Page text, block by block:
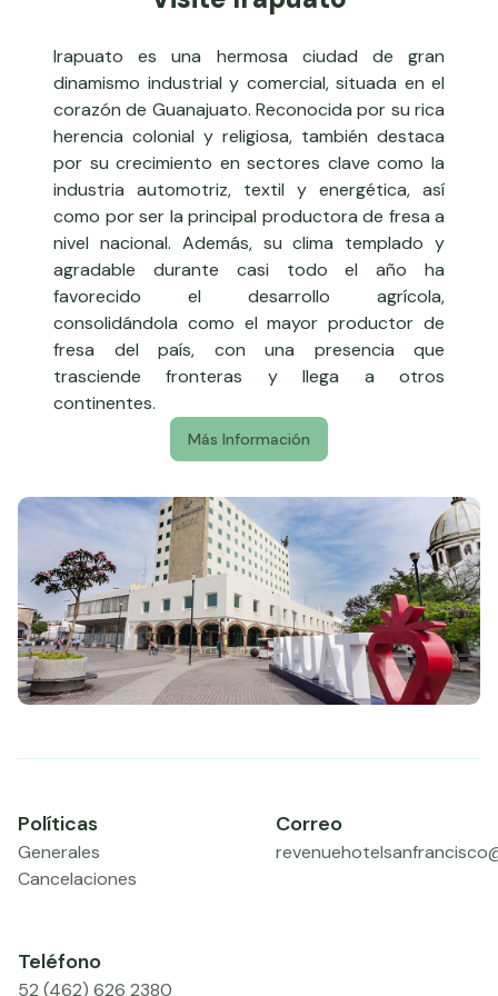
Irapuato es una hermosa ciudad de gran
dinamismo industrial y comercial, situada en el
corazón de Guanajuato. Reconocida por su rica
herencia colonial y religiosa, también destaca
por su crecimiento en sectores clave como la
industria automotriz, textil y energética, así
como por ser la principal productora de fresa a
nivel nacional. Además, su clima templado y
agradable durante casi todo el año ha
favorecido el desarrollo agrícola,
consolidándola como el mayor productor de
fresa del país, con una presencia que
trasciende fronteras y llega a otros
continentes.
Más Información
Políticas
Generales
Cancelaciones
Correo
Teléfono
52 (462) 626 2380